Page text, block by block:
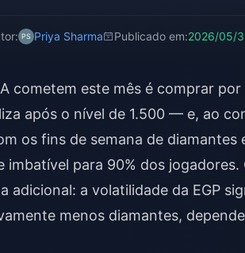
Priya Sharma Publicado em:2026/05/
cometem este mês é comprar por
após o nível de 1.500 — e, ao
os fins de semana de diamantes
para 90% dos jogadores.
a volatilidade da EGP
menos diamantes,